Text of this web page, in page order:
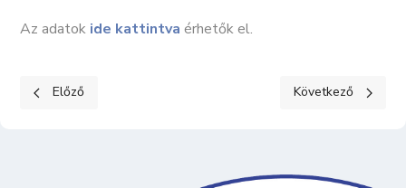
Az adatok ide kattintva érhetők el.
Előző cikk: KÖZÉRDEKŰ ADATOK III. Gazdálkodási adatok 3
Előző Következő cikk:
Következő